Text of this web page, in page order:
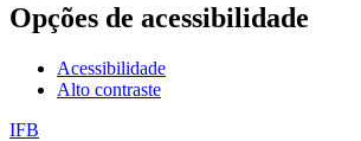
Opções de acessibilidade
Acessibilidade
Alto contraste
IFB